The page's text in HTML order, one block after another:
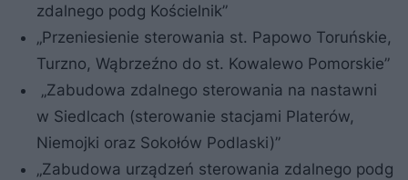
zdalnego podg Kościelnik”
„Przeniesienie sterowania st. Papowo Toruńskie,
Turzno, Wąbrzeźno do st. Kowalewo Pomorskie”
„Zabudowa zdalnego sterowania na nastawni
w Siedlcach (sterowanie stacjami Platerów,
Niemojki oraz Sokołów Podlaski)”
„Zabudowa urządzeń sterowania zdalnego podg